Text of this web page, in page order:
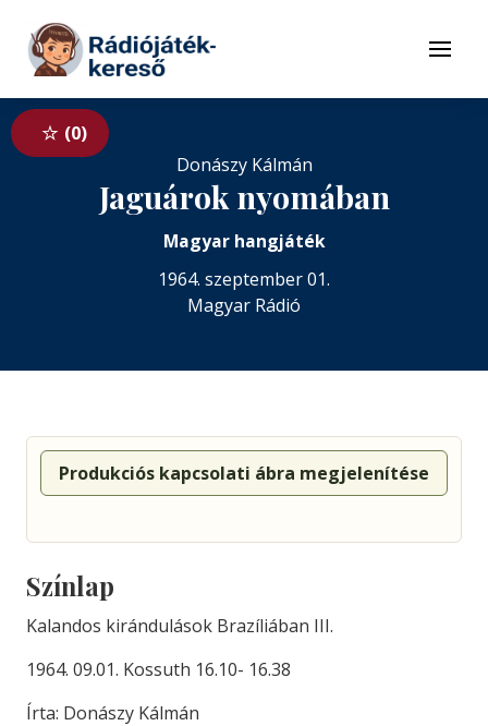
Tovább a tartalomhoz
Menü
0
Donászy Kálmán
Jaguárok nyomában
Magyar hangjáték
1964. szeptember 01.
Magyar Rádió
Produkciós kapcsolati ábra megjelenítése
Színlap
Kalandos kirándulások Brazíliában III.
1964. 09.01. Kossuth 16.10- 16.38
Írta: Donászy Kálmán